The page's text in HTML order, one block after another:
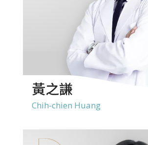
黃之謙
Chih-chien Huang